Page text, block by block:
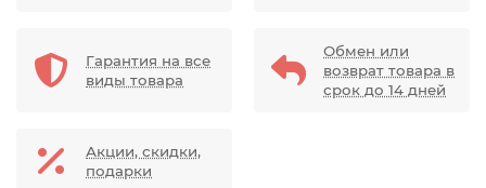
Гарантия на все
виды товара
Обмен или
возврат товара в
срок до 14 дней
Акции, скидки,
подарки